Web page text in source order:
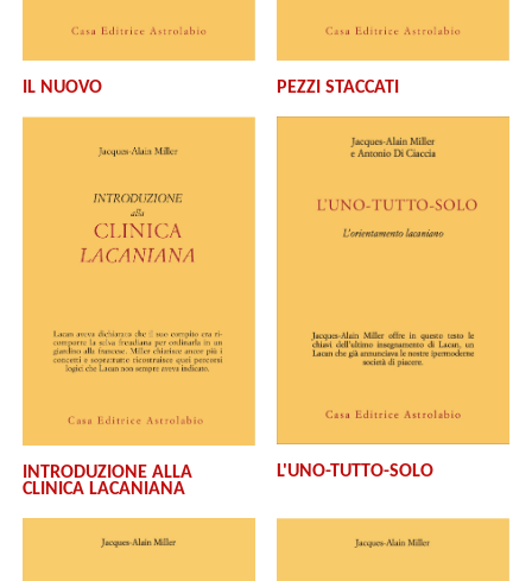
IL NUOVO PEZZI STACCATI
INTRODUZIONE ALLA
CLINICA LACANIANA
L'UNO-TUTTO-SOLO